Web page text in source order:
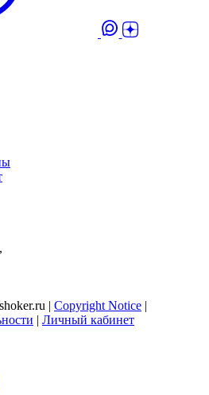
| Copyright Notice |
| Личный кабинет